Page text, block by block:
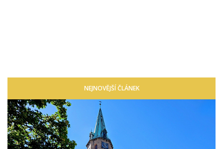
NEJNOVĚJŠÍ ČLÁNEK